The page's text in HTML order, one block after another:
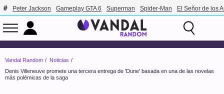
Peter Jackson Gameplay GTA 6 Superman Spider-Man El Señor de los
Vandal Random
Noticias
Denis Villeneuve promete una tercera entrega de 'Dune' basada en una de las novelas
más polémicas de la saga